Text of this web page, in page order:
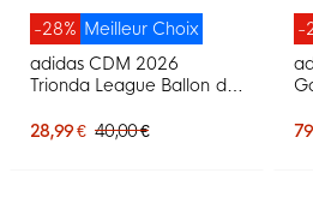
Meilleur Choix
-28%
adidas CDM 2026
Trionda League Ballon de
Vert
28,99 € 40,00 €
-